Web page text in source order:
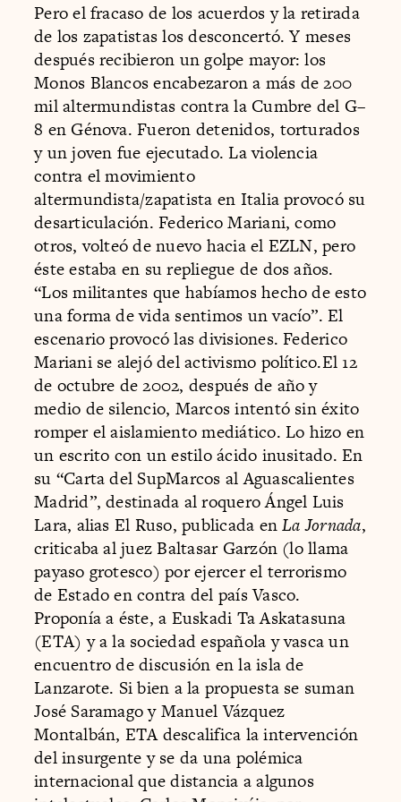
Pero el fracaso de los acuerdos y la retirada
de los zapatistas los desconcertó. Y meses
después recibieron un golpe mayor: los
Monos Blancos encabezaron a más de 200
mil altermundistas contra la Cumbre del G–
8 en Génova. Fueron detenidos, torturados
y un joven fue ejecutado. La violencia
contra el movimiento
altermundista/zapatista en Italia provocó su
desarticulación. Federico Mariani, como
otros, volteó de nuevo hacia el EZLN, pero
éste estaba en su repliegue de dos años.
“Los militantes que habíamos hecho de esto
una forma de vida sentimos un vacío”. El
escenario provocó las divisiones. Federico
Mariani se alejó del activismo político.El 12
de octubre de 2002, después de año y
medio de silencio, Marcos intentó sin éxito
romper el aislamiento mediático. Lo hizo en
un escrito con un estilo ácido inusitado. En
su “Carta del SupMarcos al Aguascalientes
Madrid”, destinada al roquero Ángel Luis
Lara, alias El Ruso, publicada enLa Jornada,
criticaba al juez Baltasar Garzón (lo llama
payaso grotesco) por ejercer el terrorismo
de Estado en contra del país Vasco.
Proponía a éste, a Euskadi Ta Askatasuna
(ETA) y a la sociedad española y vasca un
encuentro de discusión en la isla de
Lanzarote. Si bien a la propuesta se suman
José Saramago y Manuel Vázquez
Montalbán, ETA descalifica la intervención
del insurgente y se da una polémica
internacional que distancia a algunos